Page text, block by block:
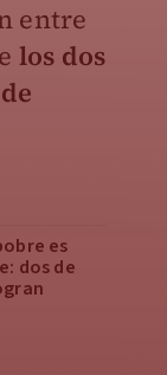
entre
los dos
es
dos de